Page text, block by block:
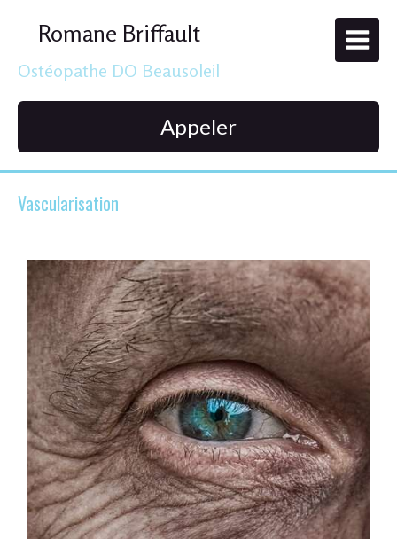
Romane Briffault
Ostéopathe DO Beausoleil
Appeler
Vascularisation